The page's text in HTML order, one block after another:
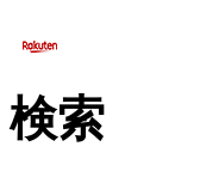
検索